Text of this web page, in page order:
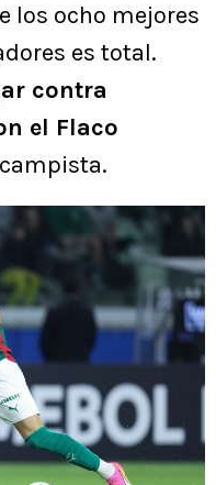
los ocho mejores
es total.
contra
el Flaco